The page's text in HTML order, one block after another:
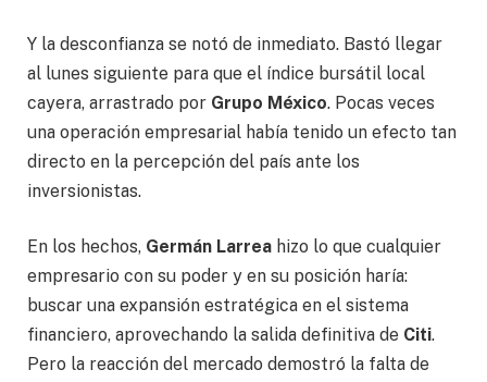
Y la desconfianza se notó de inmediato. Bastó llegar
al lunes siguiente para que el índice bursátil local
cayera, arrastrado por Grupo México. Pocas veces
una operación empresarial había tenido un efecto tan
directo en la percepción del país ante los
inversionistas.
En los hechos, Germán Larrea hizo lo que cualquier
empresario con su poder y en su posición haría:
buscar una expansión estratégica en el sistema
financiero, aprovechando la salida definitiva de Citi.
Pero la reacción del mercado demostró la falta de